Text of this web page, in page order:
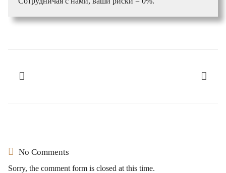
No Comments
Sorry, the comment form is closed at this time.